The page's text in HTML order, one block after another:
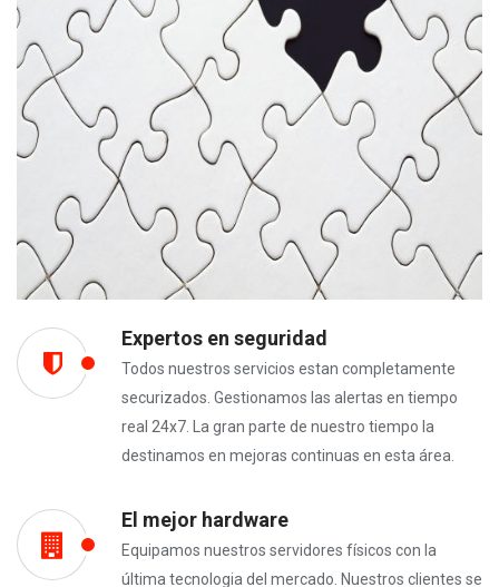
Expertos en seguridad
Todos nuestros servicios estan completamente
securizados. Gestionamos las alertas en tiempo
real 24x7. La gran parte de nuestro tiempo la
destinamos en mejoras continuas en esta área.
El mejor hardware
Equipamos nuestros servidores físicos con la
última tecnologia del mercado. Nuestros clientes se